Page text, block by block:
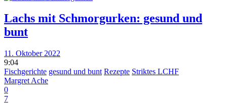
Lachs mit Schmorgurken: gesund und
bunt
11. Oktober 2022
9:04
Fischgerichte gesund und bunt Rezepte Striktes LCHF
Margret Ache
0
7